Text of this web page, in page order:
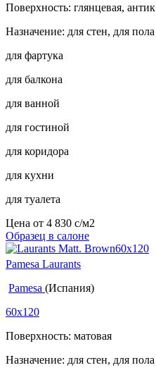
Поверхность: глянцевая, антик
Назначение: для стен, для пола
для фартука
для балкона
для ванной
для гостиной
для коридора
для кухни
для туалета
Цена от 4 830 c/м2
Образец в салоне
Pamesa Laurants
Pamesa (Испания)
60x120
Поверхность: матовая
Назначение: для стен, для пола